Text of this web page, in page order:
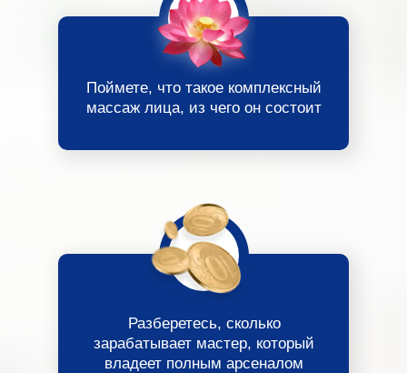
Поймете, что такое комплексный
массаж лица, из чего он состоит
Разберетесь, сколько
зарабатывает мастер, который
владеет полным арсеналом